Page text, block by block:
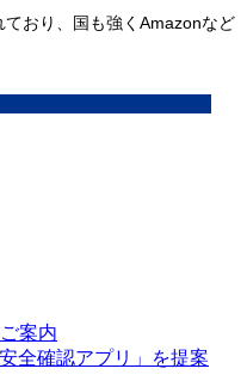
おり、国も強くAmazonなど
案内
全確認アプリ」を提案